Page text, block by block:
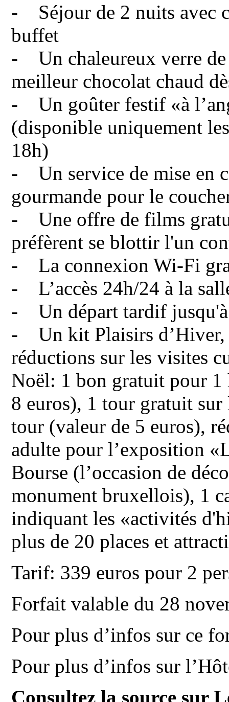
- Séjour de 2 nuits avec
buffet
- Un chaleureux verre de
meilleur chocolat chaud
- Un goûter festif «à
(disponible uniquement
18h)
- Un service de mise en
gourmande pour le
- Une offre de films
préfèrent se blottir l'un
- La connexion Wi-Fi
- L’accès 24h/24 à la
- Un départ tardif
- Un kit Plaisirs d’Hiver,
réductions sur les visites
Noël: 1 bon gratuit pour 1
8 euros), 1 tour gratuit sur
tour (valeur de 5 euros),
adulte pour l’exposition
Bourse (l’occasion de
monument bruxellois), 1
indiquant les «activités
plus de 20 places et
Tarif: 339 euros pour 2
Forfait valable du 28
Pour plus d’infos sur ce
Pour plus d’infos sur
Consultez la source sur